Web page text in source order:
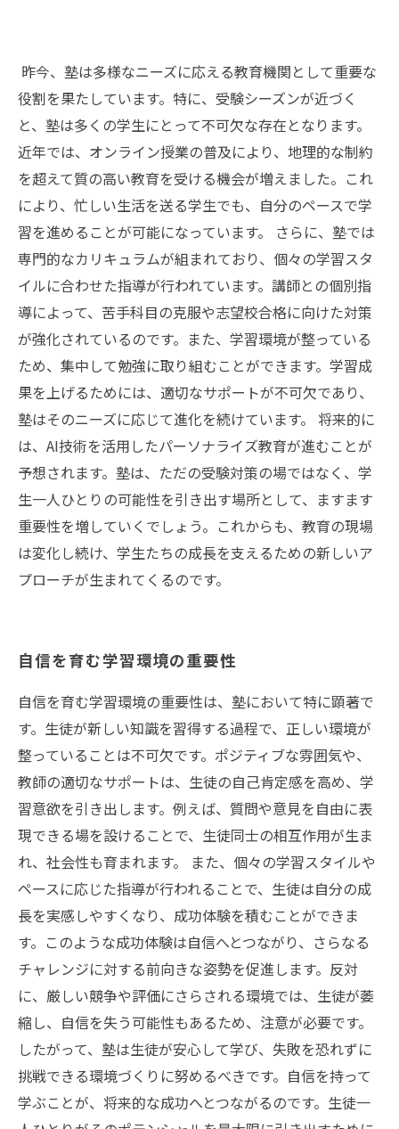
昨今、塾は多様なニーズに応える教育機関として重要な
役割を果たしています。特に、受験シーズンが近づく
と、塾は多くの学生にとって不可欠な存在となります。
近年では、オンライン授業の普及により、地理的な制約
を超えて質の高い教育を受ける機会が増えました。これ
により、忙しい生活を送る学生でも、自分のペースで学
習を進めることが可能になっています。 さらに、塾では
専門的なカリキュラムが組まれており、個々の学習スタ
イルに合わせた指導が行われています。講師との個別指
導によって、苦手科目の克服や志望校合格に向けた対策
が強化されているのです。また、学習環境が整っている
ため、集中して勉強に取り組むことができます。学習成
果を上げるためには、適切なサポートが不可欠であり、
塾はそのニーズに応じて進化を続けています。 将来的に
は、AI技術を活用したパーソナライズ教育が進むことが
予想されます。塾は、ただの受験対策の場ではなく、学
生一人ひとりの可能性を引き出す場所として、ますます
重要性を増していくでしょう。これからも、教育の現場
は変化し続け、学生たちの成長を支えるための新しいア
プローチが生まれてくるのです。
自信を育む学習環境の重要性
自信を育む学習環境の重要性は、塾において特に顕著で
す。生徒が新しい知識を習得する過程で、正しい環境が
整っていることは不可欠です。ポジティブな雰囲気や、
教師の適切なサポートは、生徒の自己肯定感を高め、学
習意欲を引き出します。例えば、質問や意見を自由に表
現できる場を設けることで、生徒同士の相互作用が生ま
れ、社会性も育まれます。 また、個々の学習スタイルや
ペースに応じた指導が行われることで、生徒は自分の成
長を実感しやすくなり、成功体験を積むことができま
す。このような成功体験は自信へとつながり、さらなる
チャレンジに対する前向きな姿勢を促進します。反対
に、厳しい競争や評価にさらされる環境では、生徒が萎
縮し、自信を失う可能性もあるため、注意が必要です。
したがって、塾は生徒が安心して学び、失敗を恐れずに
挑戦できる環境づくりに努めるべきです。自信を持って
学ぶことが、将来的な成功へとつながるのです。生徒一